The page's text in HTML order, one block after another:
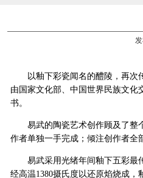
发
以釉下彩瓷闻名的醴陵，再次
由国家文化部、中国世界民族文化
书。
易武的陶瓷艺术创作顾及了整个
作者单独一手完成；倾注创作者全
易武采用光绪年间釉下五彩最传
经高温1380摄氏度以还原焰烧成，